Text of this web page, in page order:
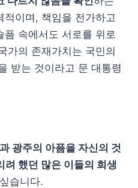
이며, 책임을 전가하고
속에서도 서로를 위로
가의 존재가치는 국민의
받는 것이라고 문 대통령
광주의 아픔을 자신의 것
려 했던 많은 이들의 희생
습니다.